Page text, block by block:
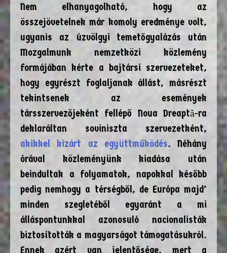
Nem elhanyagolható, hogy az
összejövetelnek már komoly eredménye volt,
ugyanis az úzvölgyi temetőgyalázás után
Mozgalmunk nemzetközi közlemény
formájában kérte a bajtársi szervezeteket,
hogy egyrészt foglaljanak állást, másrészt
tekintsenek az események
társszervezőjeként fellépő Noua Dreaptă-ra
deklaráltan soviniszta szervezetként,
akikkel kizárt az együttműködés. Néhány
órával közleményünk kiadása után
beindultak a folyamatok, napokkal később
pedig nemhogy a térségből, de Európa majd’
minden szegletéből egyaránt a mi
álláspontunkkal azonosuló nacionalisták
biztosították a magyarságot támogatásukról.
Ennek azért van jelentősége, mert a